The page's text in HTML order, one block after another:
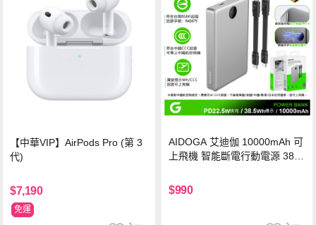
【中華VIP】AirPods Pro (第 3
代)
$7,190
免運
AIDOGA 艾迪伽 10000mAh 可
上飛機 智能斷電行動電源 38.5
灣BSMI/中國CCC/歐美CE/FCC
認證
$990